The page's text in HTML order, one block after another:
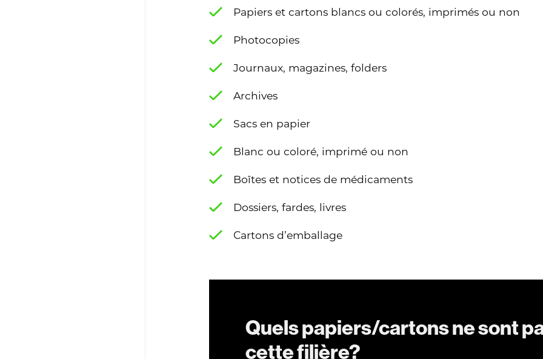
Papiers et cartons blancs ou colorés, imprimés ou non
Photocopies
Journaux, magazines, folders
Archives
Sacs en papier
Blanc ou coloré, imprimé ou non
Boîtes et notices de médicaments
Dossiers, fardes, livres
Cartons d’emballage
Quels papiers/cartons ne sont
cette filière?